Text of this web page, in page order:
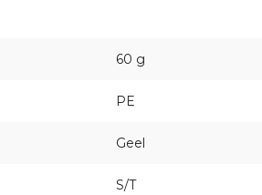
60 g
PE
Geel
S/T